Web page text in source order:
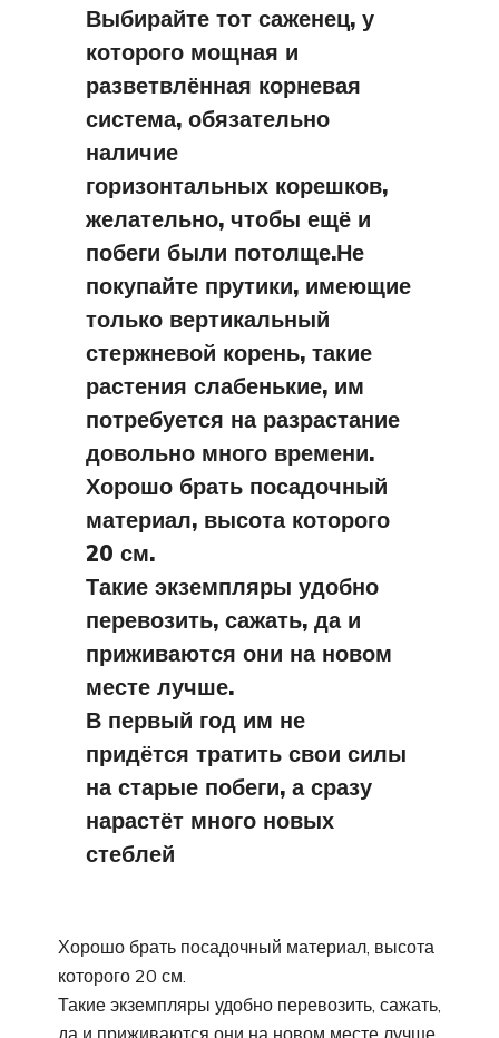
Выбирайте тот саженец, у
которого мощная и
разветвлённая корневая
система, обязательно
наличие
горизонтальных корешков,
желательно, чтобы ещё и
побеги были потолще.Не
покупайте прутики, имеющие
только вертикальный
стержневой корень, такие
растения слабенькие, им
потребуется на разрастание
довольно много времени.
Хорошо брать посадочный
материал, высота которого
20 см.
Такие экземпляры удобно
перевозить, сажать, да и
приживаются они на новом
месте лучше.
В первый год им не
придётся тратить свои силы
на старые побеги, а сразу
нарастёт много новых
стеблей
Хорошо брать посадочный материал, высота
которого 20 см.
Такие экземпляры удобно перевозить, сажать,
да и приживаются они на новом месте лучше.